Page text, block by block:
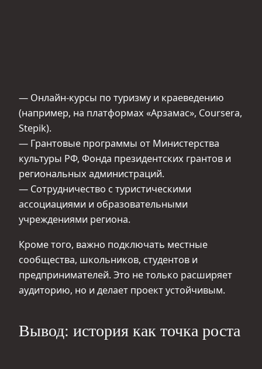
— Онлайн-курсы по туризму и краеведению
(например, на платформах «Арзамас», Coursera,
Stepik).
— Грантовые программы от Министерства
культуры РФ, Фонда президентских грантов и
региональных администраций.
— Сотрудничество с туристическими
ассоциациями и образовательными
учреждениями региона.
Кроме того, важно подключать местные
сообщества, школьников, студентов и
предпринимателей. Это не только расширяет
аудиторию, но и делает проект устойчивым.
Вывод: история как точка роста